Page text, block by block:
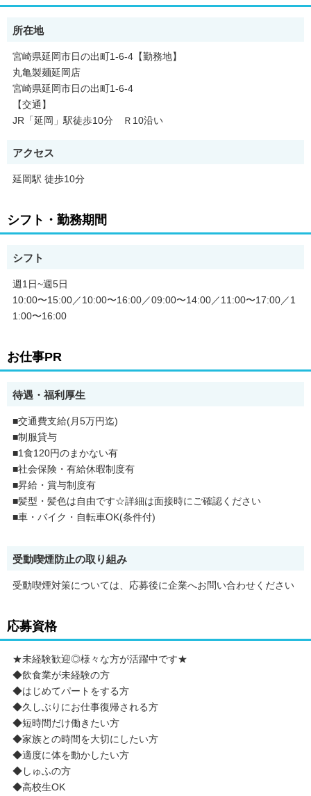
所在地
宮崎県延岡市日の出町1-6-4【勤務地】
丸亀製麺延岡店
宮崎県延岡市日の出町1-6-4
【交通】
JR「延岡」駅徒歩10分 Ｒ10沿い
アクセス
延岡駅 徒歩10分
シフト・勤務期間
シフト
週1日~週5日
10:00〜15:00／10:00〜16:00／09:00〜14:00／11:00〜17:00／1
1:00〜16:00
お仕事PR
待遇・福利厚生
■交通費支給(月5万円迄)
■制服貸与
■1食120円のまかない有
■社会保険・有給休暇制度有
■昇給・賞与制度有
■髪型・髪色は自由です☆詳細は面接時にご確認ください
■車・バイク・自転車OK(条件付)
受動喫煙防止の取り組み
受動喫煙対策については、応募後に企業へお問い合わせください
応募資格
★未経験歓迎◎様々な方が活躍中です★
◆飲食業が未経験の方
◆はじめてパートをする方
◆久しぶりにお仕事復帰される方
◆短時間だけ働きたい方
◆家族との時間を大切にしたい方
◆適度に体を動かしたい方
◆しゅふの方
◆高校生OK